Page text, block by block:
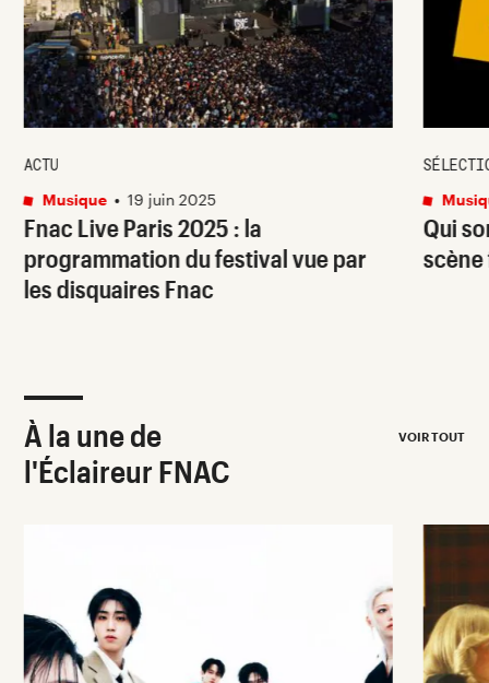
Fnac Live Paris 2025 : la
programmation du festival vue par
les disquaires Fnac
ACTU
Musique • 19 juin 2025
Qui
scène
À la une de
l'Éclaireur FNAC
VOIR TOUT